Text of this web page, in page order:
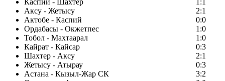
Каспий - Шахтер
1:1
Аксу - Жетысу
2:1
Актобе - Каспий
0:0
Ордабасы - Окжетпес
1:0
Тобол - Махтаарал
1:0
Кайрат - Кайсар
0:3
Шахтер - Аксу
2:1
Жетысу - Атырау
0:3
Астана - Кызыл-Жар СК
3:2